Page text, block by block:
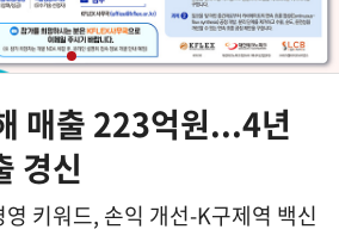
매출 223억원...4년
경신
키워드, 손익 개선-K구제역 백신